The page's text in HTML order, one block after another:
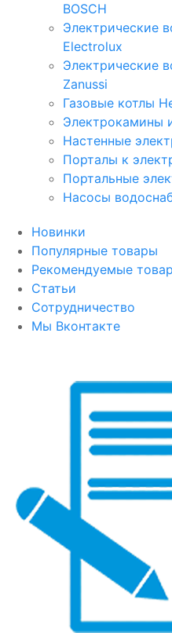
BOSCH
Электрические
Electrolux
Электрические
Zanussi
Газовые котлы
Электрокамины
Настенные
Порталы к
Портальные
Насосы
Новинки
Популярные товары
Рекомендуемые
Статьи
Сотрудничество
Мы Вконтакте